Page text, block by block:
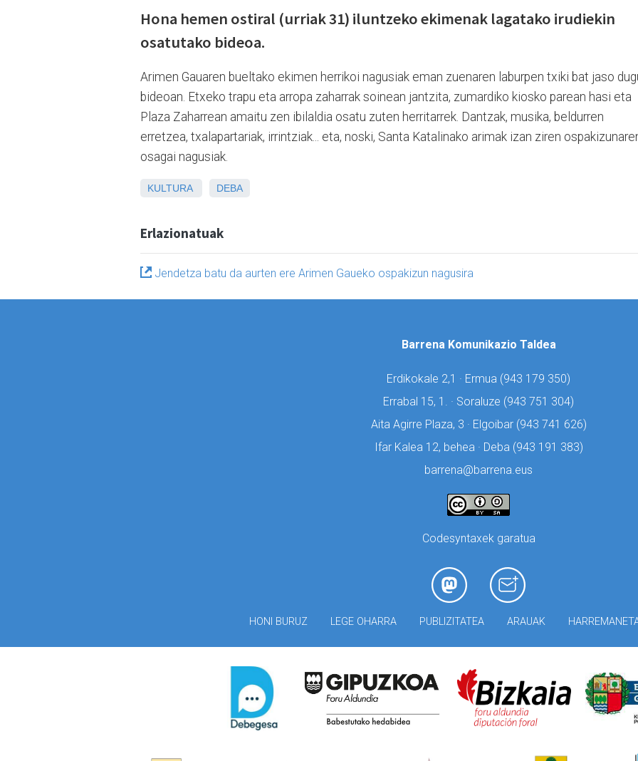
Hona hemen ostiral (urriak 31) iluntzeko ekimenak lagatako irudiekin
osatutako bideoa.
Arimen Gauaren bueltako ekimen herrikoi nagusiak eman zuenaren laburpen txiki bat jaso
bideoan. Etxeko trapu eta arropa zaharrak soinean jantzita, zumardiko kiosko parean hasi eta
Plaza Zaharrean amaitu zen ibilaldia osatu zuten herritarrek. Dantzak, musika, beldurren
erretzea, txalapartariak, irrintziak... eta, noski, Santa Katalinako arimak izan ziren
osagai nagusiak.
KULTURA DEBA
Erlazionatuak
Jendetza batu da aurten ere Arimen Gaueko ospakizun nagusira
Barrena Komunikazio Taldea
Erdikokale 2,1 · Ermua (943 179 350)
Errabal 15, 1. · Soraluze (943 751 304)
Aita Agirre Plaza, 3 · Elgoibar (943 741 626)
Ifar Kalea 12, behea · Deba (943 191 383)
barrena@barrena.eus
Codesyntaxek garatua
HONI BURUZ LEGE OHARRA PUBLIZITATEA ARAUAK